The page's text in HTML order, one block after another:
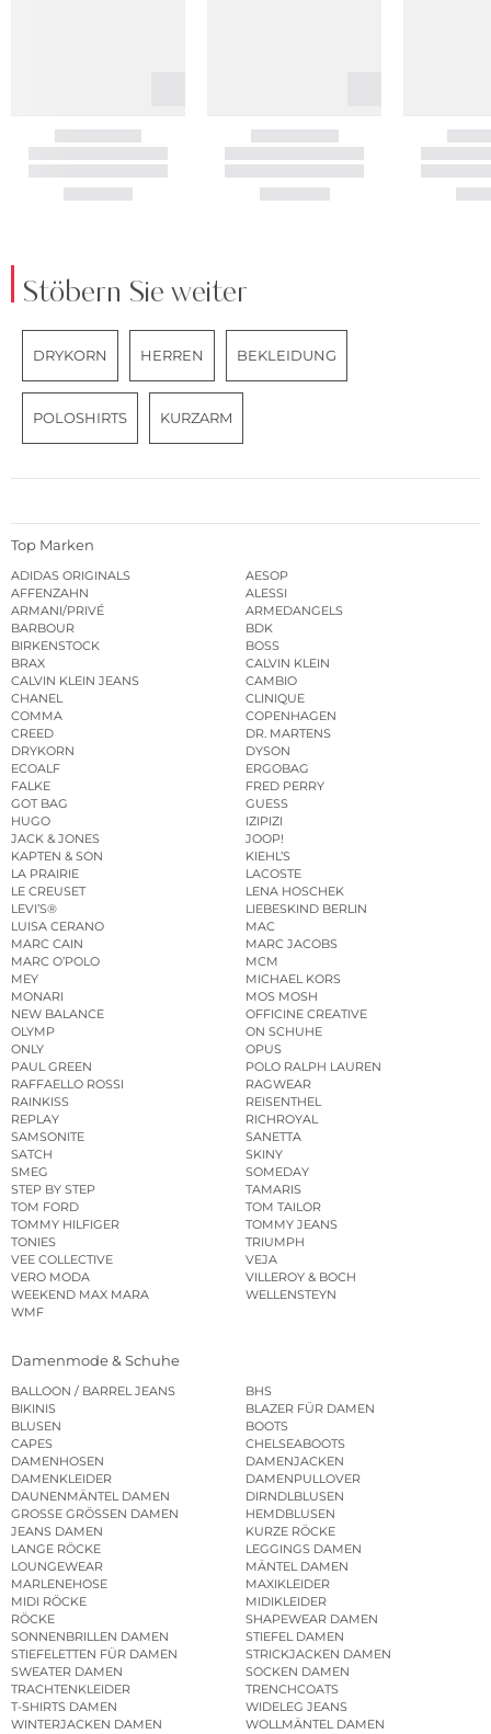
Stöbern Sie weiter
DRYKORN HERREN BEKLEIDUNG
POLOSHIRTS KURZARM
Top Marken
ADIDAS ORIGINALS
AESOP
AFFENZAHN
ALESSI
ARMANI/PRIVÉ
ARMEDANGELS
BARBOUR
BDK
BIRKENSTOCK
BOSS
BRAX
CALVIN KLEIN
CALVIN KLEIN JEANS
CAMBIO
CHANEL
CLINIQUE
COMMA
COPENHAGEN
CREED
DR. MARTENS
DRYKORN
DYSON
ECOALF
ERGOBAG
FALKE
FRED PERRY
GOT BAG
GUESS
HUGO
IZIPIZI
JACK & JONES
JOOP!
KAPTEN & SON
KIEHL’S
LA PRAIRIE
LACOSTE
LE CREUSET
LENA HOSCHEK
LEVI’S®
LIEBESKIND BERLIN
LUISA CERANO
MAC
MARC CAIN
MARC JACOBS
MARC O’POLO
MCM
MEY
MICHAEL KORS
MONARI
MOS MOSH
NEW BALANCE
OFFICINE CREATIVE
OLYMP
ON SCHUHE
ONLY
OPUS
PAUL GREEN
POLO RALPH LAUREN
RAFFAELLO ROSSI
RAGWEAR
RAINKISS
REISENTHEL
REPLAY
RICHROYAL
SAMSONITE
SANETTA
SATCH
SKINY
SMEG
SOMEDAY
STEP BY STEP
TAMARIS
TOM FORD
TOM TAILOR
TOMMY HILFIGER
TOMMY JEANS
TONIES
TRIUMPH
VEE COLLECTIVE
VEJA
VERO MODA
VILLEROY & BOCH
WEEKEND MAX MARA
WELLENSTEYN
WMF
Damenmode & Schuhe
BALLOON / BARREL JEANS
BHS
BIKINIS
BLAZER FÜR DAMEN
BLUSEN
BOOTS
CAPES
CHELSEABOOTS
DAMENHOSEN
DAMENJACKEN
DAMENKLEIDER
DAMENPULLOVER
DAUNENMÄNTEL DAMEN
DIRNDLBLUSEN
GROSSE GRÖSSEN DAMEN
HEMDBLUSEN
JEANS DAMEN
KURZE RÖCKE
LANGE RÖCKE
LEGGINGS DAMEN
LOUNGEWEAR
MÄNTEL DAMEN
MARLENEHOSE
MAXIKLEIDER
MIDI RÖCKE
MIDIKLEIDER
RÖCKE
SHAPEWEAR DAMEN
SONNENBRILLEN DAMEN
STIEFEL DAMEN
STIEFELETTEN FÜR DAMEN
STRICKJACKEN DAMEN
SWEATER DAMEN
SOCKEN DAMEN
TRACHTENKLEIDER
TRENCHCOATS
T-SHIRTS DAMEN
WIDELEG JEANS
WINTERJACKEN DAMEN
WOLLMÄNTEL DAMEN